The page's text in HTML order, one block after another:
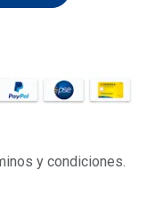
y condiciones.